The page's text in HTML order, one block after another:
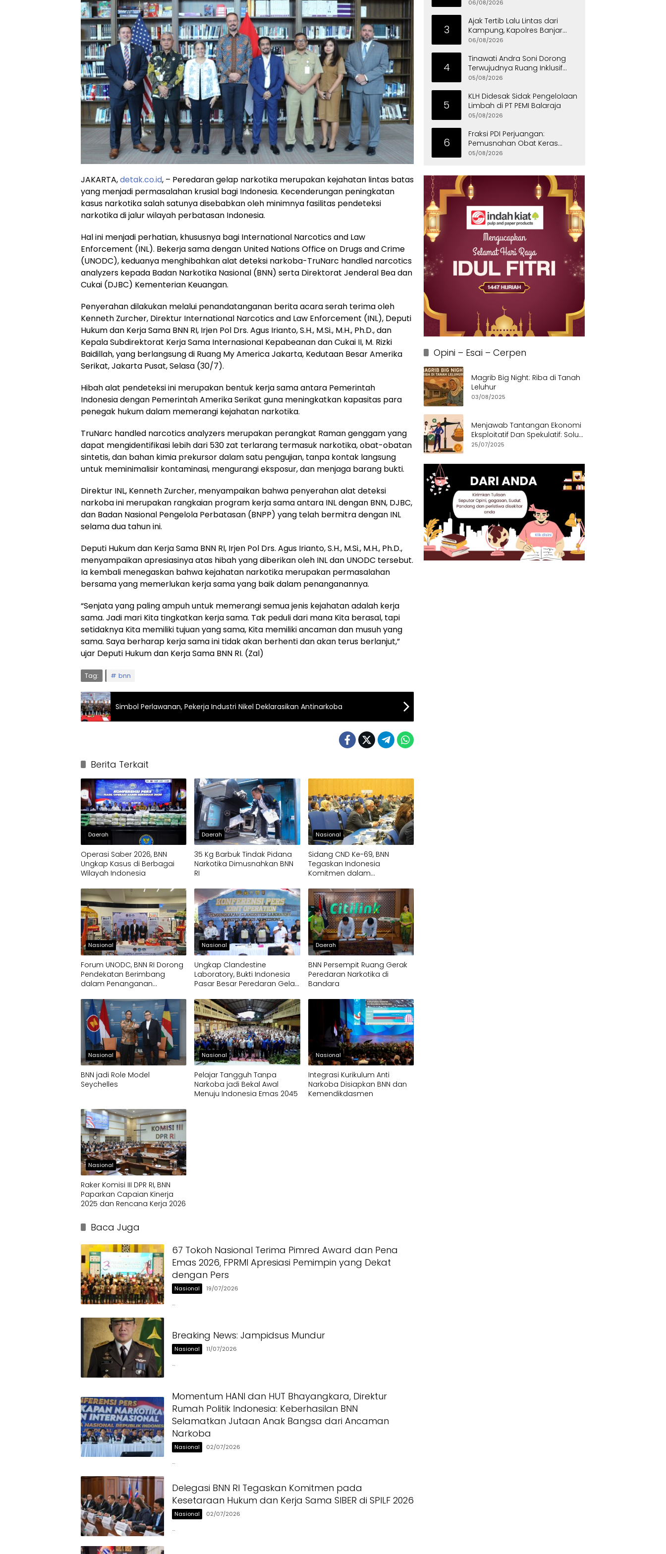
JAKARTA,detak.co.id, – Peredaran gelap narkotika merupakan kejahatan lintas batas
yang menjadi permasalahan krusial bagi Indonesia. Kecenderungan peningkatan
kasus narkotika salah satunya disebabkan oleh minimnya fasilitas pendeteksi
narkotika di jalur wilayah perbatasan Indonesia.
Hal ini menjadi perhatian, khususnya bagi International Narcotics and Law
Enforcement (INL). Bekerja sama dengan United Nations Office on Drugs and Crime
(UNODC), keduanya menghibahkan alat deteksi narkoba-TruNarc handled narcotics
analyzers kepada Badan Narkotika Nasional (BNN) serta Direktorat Jenderal Bea dan
Cukai (DJBC) Kementerian Keuangan.
Penyerahan dilakukan melalui penandatanganan berita acara serah terima oleh
Kenneth Zurcher, Direktur International Narcotics and Law Enforcement (INL), Deputi
Hukum dan Kerja Sama BNN RI, Irjen Pol Drs. Agus Irianto, S.H., M.Si., M.H., Ph.D., dan
Kepala Subdirektorat Kerja Sama InternasionaI Kepabeanan dan Cukai II, M. Rizki
Baidillah, yang berlangsung di Ruang My America Jakarta, Kedutaan Besar Amerika
Serikat, Jakarta Pusat, Selasa (30/7).
Hibah alat pendeteksi ini merupakan bentuk kerja sama antara Pemerintah
Indonesia dengan Pemerintah Amerika Serikat guna meningkatkan kapasitas para
penegak hukum dalam memerangi kejahatan narkotika.
TruNarc handled narcotics analyzers merupakan perangkat Raman genggam yang
dapat mengidentifikasi lebih dari 530 zat terlarang termasuk narkotika, obat-obatan
sintetis, dan bahan kimia prekursor dalam satu pengujian, tanpa kontak langsung
untuk meminimalisir kontaminasi, mengurangi eksposur, dan menjaga barang bukti.
Direktur INL, Kenneth Zurcher, menyampaikan bahwa penyerahan alat deteksi
narkoba ini merupakan rangkaian program kerja sama antara INL dengan BNN, DJBC,
dan Badan Nasional Pengelola Perbatasan (BNPP) yang telah bermitra dengan INL
selama dua tahun ini.
Deputi Hukum dan Kerja Sama BNN RI, Irjen Pol Drs. Agus Irianto, S.H., M.Si., M.H., Ph.D.,
menyampaikan apresiasinya atas hibah yang diberikan oleh INL dan UNODC tersebut.
Ia kembali menegaskan bahwa kejahatan narkotika merupakan permasalahan
bersama yang memerlukan kerja sama yang baik dalam penanganannya.
“Senjata yang paling ampuh untuk memerangi semua jenis kejahatan adalah kerja
sama. Jadi mari Kita tingkatkan kerja sama. Tak peduli dari mana Kita berasal, tapi
setidaknya Kita memiliki tujuan yang sama, Kita memiliki ancaman dan musuh yang
sama. Saya berharap kerja sama ini tidak akan berhenti dan akan terus berlanjut,”
ujar Deputi Hukum dan Kerja Sama BNN RI. (Zal)
Tag: bnn
Simbol Perlawanan, Pekerja Industri Nikel Deklarasikan Antinarkoba
Berita Terkait
Daerah
Operasi Saber 2026, BNN
Ungkap Kasus di Berbagai
Wilayah Indonesia
Daerah
35 Kg Barbuk Tindak Pidana
Narkotika Dimusnahkan BNN
RI
Nasional
Sidang CND Ke-69, BNN
Tegaskan Indonesia
Komitmen dalam
Nasional
Forum UNODC, BNN RI Dorong
Pendekatan Berimbang
dalam Penanganan
Nasional
Ungkap Clandestine
Laboratory, Bukti Indonesia
Pasar Besar Peredaran Gelap
Daerah
BNN Persempit Ruang Gerak
Peredaran Narkotika di
Bandara
Nasional
BNN jadi Role Model
Seychelles
Nasional
Pelajar Tangguh Tanpa
Narkoba jadi Bekal Awal
Menuju Indonesia Emas 2045
Nasional
Integrasi Kurikulum Anti
Narkoba Disiapkan BNN dan
Kemendikdasmen
Nasional
Raker Komisi III DPR RI, BNN
Paparkan Capaian Kinerja
2025 dan Rencana Kerja 2026
Baca Juga
67 Tokoh Nasional Terima Pimred Award dan Pena
Emas 2026, FPRMI Apresiasi Pemimpin yang Dekat
dengan Pers
Nasional 19/07/2026
…
Breaking News: Jampidsus Mundur
Nasional 11/07/2026
…
Momentum HANI dan HUT Bhayangkara, Direktur
Rumah Politik Indonesia: Keberhasilan BNN
Selamatkan Jutaan Anak Bangsa dari Ancaman
Narkoba
Nasional 02/07/2026
…
Delegasi BNN RI Tegaskan Komitmen pada
Kesetaraan Hukum dan Kerja Sama SIBER di SPILF 2026
Nasional 02/07/2026
…
06/08/2026
3
Ajak Tertib Lalu Lintas dari
Kampung, Kapolres Banjar
Turun Langsung Gotong
06/08/2026
4
Tinawati Andra Soni Dorong
Terwujudnya Ruang Inklusif
bagi Anak Berkebutuhan
05/08/2026
5
KLH Didesak Sidak Pengelolaan
Limbah di PT PEMI Balaraja
05/08/2026
6
Fraksi PDI Perjuangan:
Pemusnahan Obat Keras
Selamatkan Ribuan Generasi
05/08/2026
Opini – Esai – Cerpen
Magrib Big Night: Riba di Tanah
Leluhur
03/08/2025
Menjawab Tantangan Ekonomi
Eksploitatif Dan Spekulatif: Solusi
Etis dan Berkeadilan
25/07/2025